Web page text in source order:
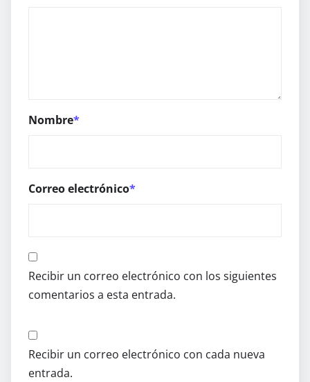
Nombre*
Correo electrónico*
Recibir un correo electrónico con los siguientes
comentarios a esta entrada.
Recibir un correo electrónico con cada nueva
entrada.